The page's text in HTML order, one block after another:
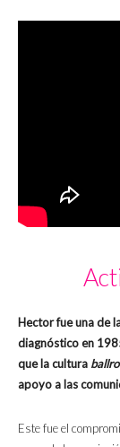
Hector fue una de
diagnóstico en
que la cultura
apoyo a las
Este fue el